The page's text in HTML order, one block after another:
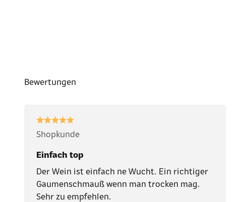
Bewertungen
Shopkunde
Einfach top
Der Wein ist einfach ne Wucht. Ein richtiger
Gaumenschmauß wenn man trocken mag.
Sehr zu empfehlen.